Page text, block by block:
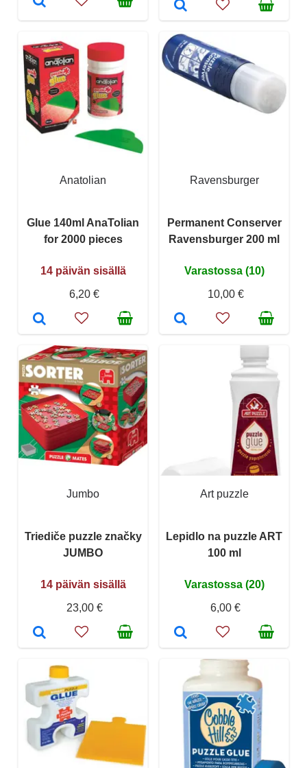
Anatolian
Glue 140ml AnaTolian
for 2000 pieces
14 päivän sisällä
6,20 €
Ravensburger
Permanent Conserver
Ravensburger 200 ml
Varastossa (10)
10,00 €
Jumbo
Triediče puzzle značky
JUMBO
14 päivän sisällä
23,00 €
Art puzzle
Lepidlo na puzzle ART
100 ml
Varastossa (20)
6,00 €